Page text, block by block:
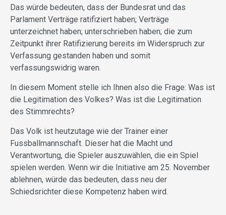
Das würde bedeuten, dass der Bundesrat und das
Parlament Verträge ratifiziert haben; Verträge
unterzeichnet haben; unterschrieben haben; die zum
Zeitpunkt ihrer Ratifizierung bereits im Widerspruch zur
Verfassung gestanden haben und somit
verfassungswidrig waren.
In diesem Moment stelle ich Ihnen also die Frage: Was ist
die Legitimation des Volkes? Was ist die Legitimation
des Stimmrechts?
Das Volk ist heutzutage wie der Trainer einer
Fussballmannschaft. Dieser hat die Macht und
Verantwortung, die Spieler auszuwählen, die ein Spiel
spielen werden. Wenn wir die Initiative am 25. November
ablehnen, würde das bedeuten, dass neu der
Schiedsrichter diese Kompetenz haben wird.